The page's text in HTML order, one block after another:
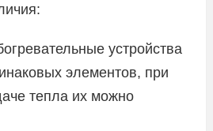
устройства
элементов, при
тепла их можно